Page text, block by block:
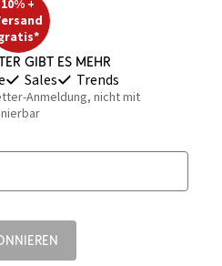
10% +
gibt es mehr
Sales Trends
Anmeldung, nicht mit